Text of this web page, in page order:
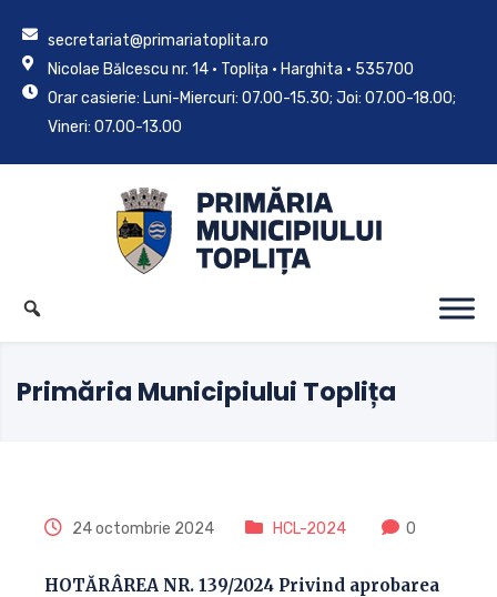
secretariat@primariatoplita.ro
Nicolae Bălcescu nr. 14 • Toplița • Harghita • 535700
Orar casierie: Luni-Miercuri: 07.00-15.30; Joi: 07.00-18.00;
Vineri: 07.00-13.00
Primăria Municipiului Toplița
24 octombrie 2024 HCL-2024 0
HOTĂRÂREA NR. 139/2024 Privind aprobarea